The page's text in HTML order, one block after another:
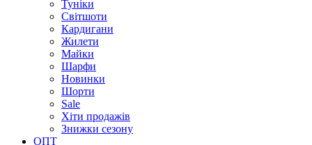
Туніки
Світшоти
Кардигани
Жилети
Майки
Шарфи
Новинки
Шорти
Sale
Хіти продажів
Знижки сезону
ОПТ